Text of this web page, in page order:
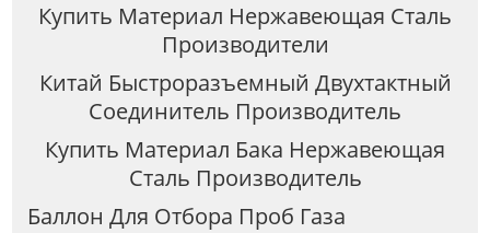
Купить Материал Нержавеющая Сталь
Производители
Китай Быстроразъемный Двухтактный
Соединитель Производитель
Купить Материал Бака Нержавеющая
Сталь Производитель
Баллон Для Отбора Проб Газа